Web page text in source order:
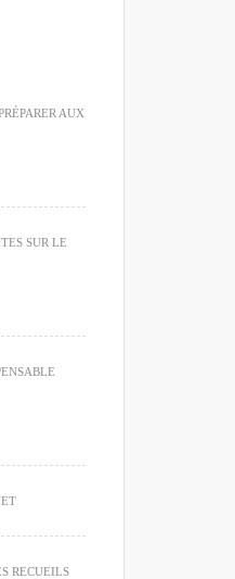
AUX
SUR LE
RECUEILS